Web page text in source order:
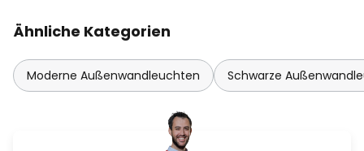
Ähnliche Kategorien
Moderne Außenwandleuchten Schwarze